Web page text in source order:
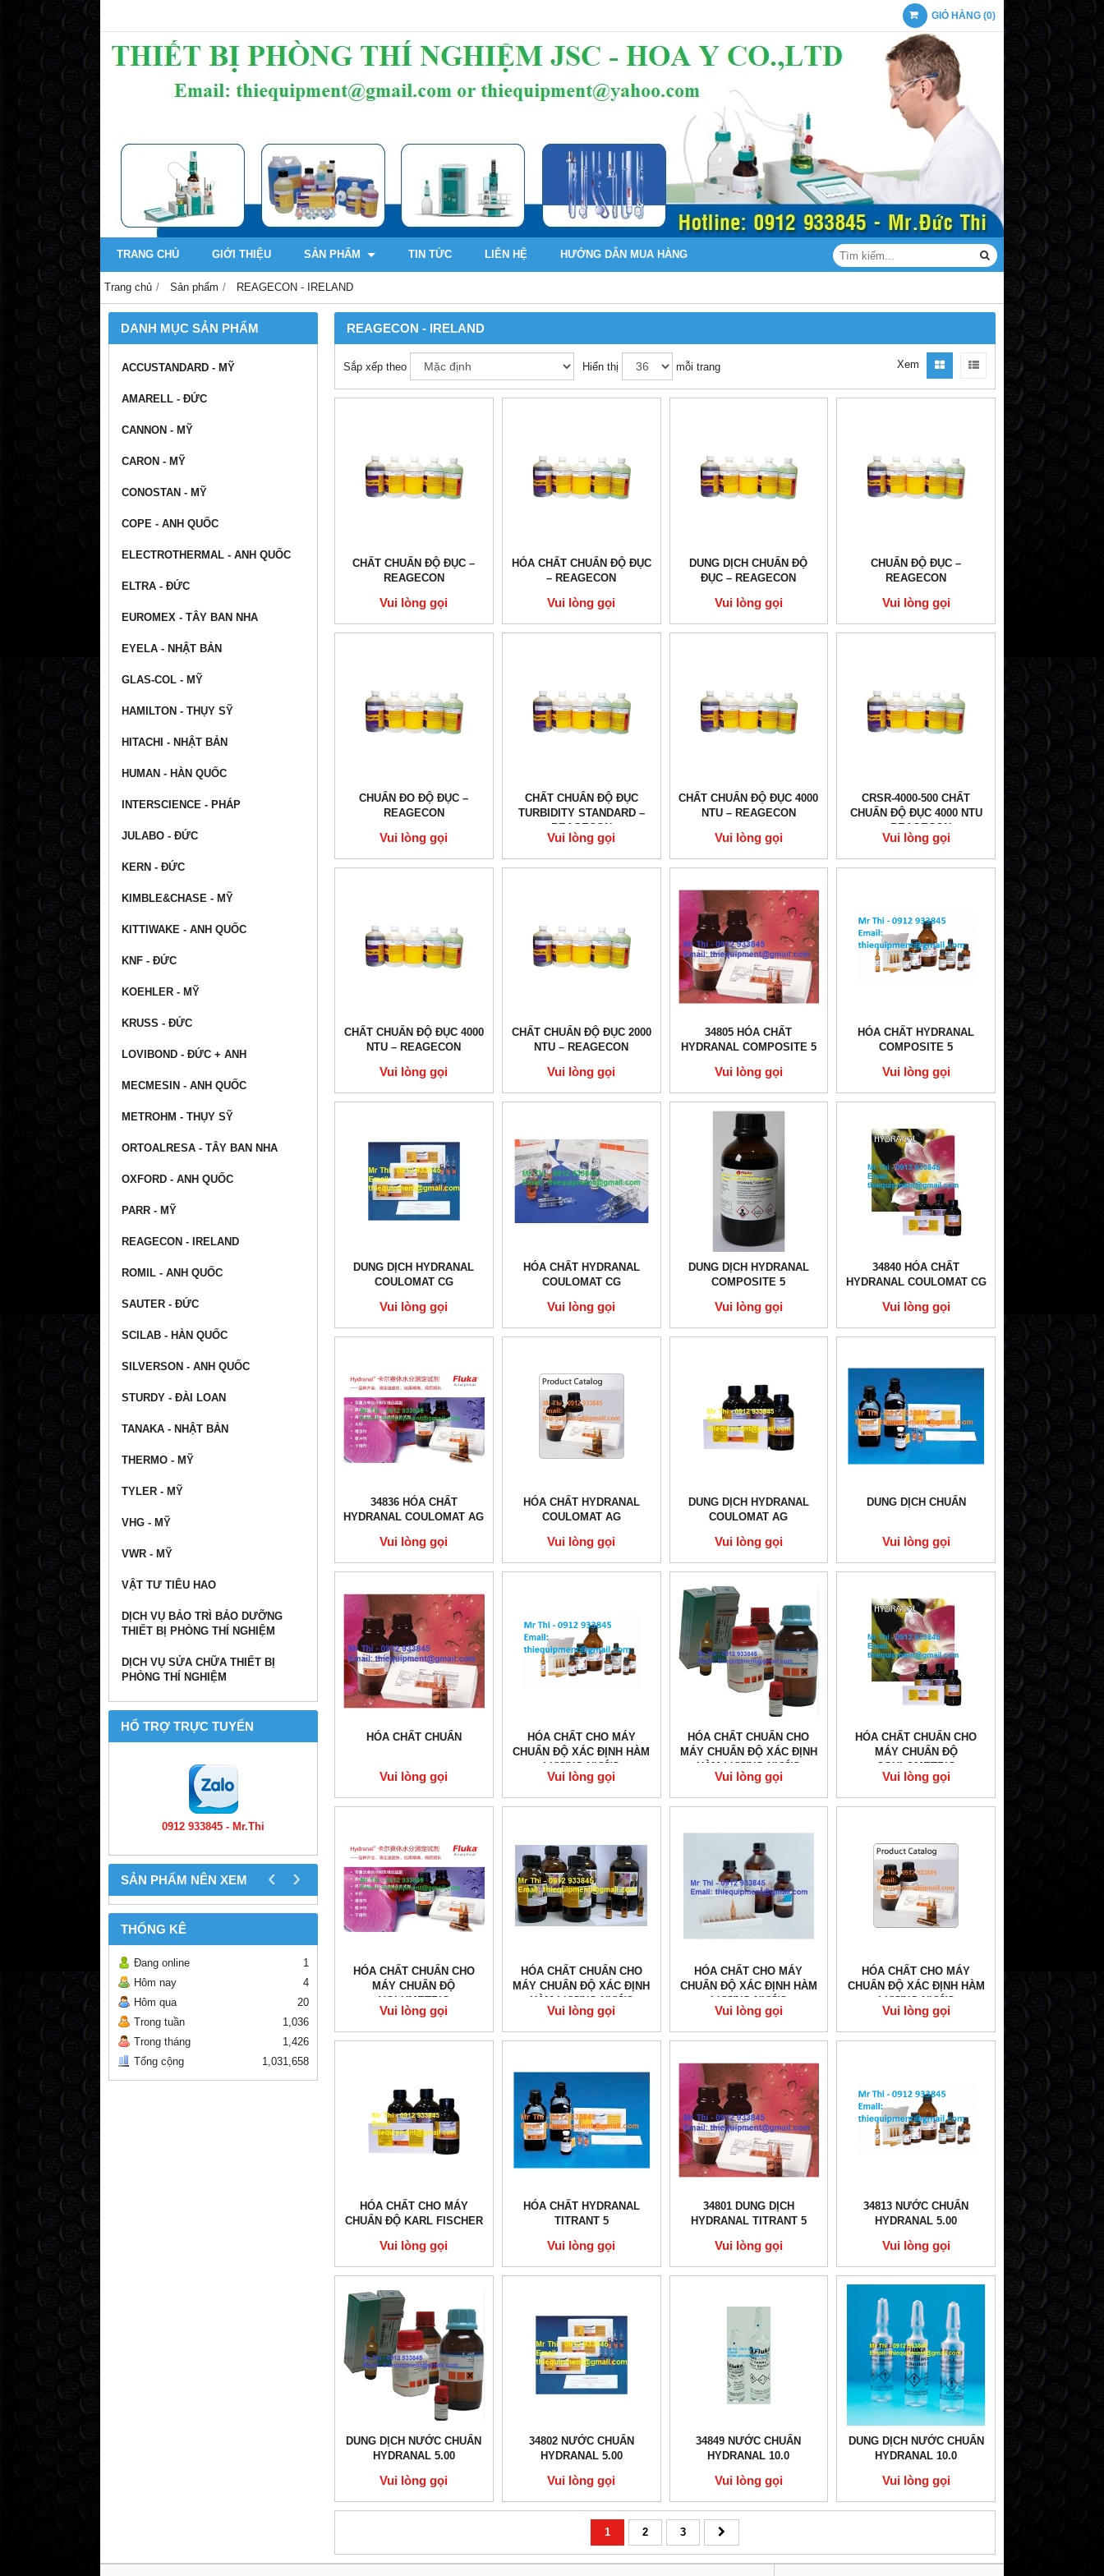
GIỎ HÀNG (0)
TRANG CHỦ GIỚI THIỆU SẢN PHẨM TIN TỨC LIÊN HỆ HƯỚNG DẪN MUA HÀNG
Trang chủ Sản phẩm REAGECON - IRELAND
DANH MỤC SẢN PHẨM
ACCUSTANDARD - MỸ
AMARELL - ĐỨC
CANNON - MỸ
CARON - MỸ
CONOSTAN - MỸ
COPE - ANH QUỐC
ELECTROTHERMAL - ANH QUỐC
ELTRA - ĐỨC
EUROMEX - TÂY BAN NHA
EYELA - NHẬT BẢN
GLAS-COL - MỸ
HAMILTON - THỤY SỸ
HITACHI - NHẬT BẢN
HUMAN - HÀN QUỐC
INTERSCIENCE - PHÁP
JULABO - ĐỨC
KERN - ĐỨC
KIMBLE&CHASE - MỸ
KITTIWAKE - ANH QUỐC
KNF - ĐỨC
KOEHLER - MỸ
KRUSS - ĐỨC
LOVIBOND - ĐỨC + ANH
MECMESIN - ANH QUỐC
METROHM - THỤY SỸ
ORTOALRESA - TÂY BAN NHA
OXFORD - ANH QUỐC
PARR - MỸ
REAGECON - IRELAND
ROMIL - ANH QUỐC
SAUTER - ĐỨC
SCILAB - HÀN QUỐC
SILVERSON - ANH QUỐC
STURDY - ĐÀI LOAN
TANAKA - NHẬT BẢN
THERMO - MỸ
TYLER - MỸ
VHG - MỸ
VWR - MỸ
VẬT TƯ TIÊU HAO
DỊCH VỤ BẢO TRÌ BẢO DƯỠNG
THIẾT BỊ PHÒNG THÍ NGHIỆM
DỊCH VỤ SỬA CHỮA THIẾT BỊ
PHÒNG THÍ NGHIỆM
HỔ TRỢ TRỰC TUYẾN
0912 933845 - Mr.Thi
SẢN PHẨM NÊN XEM ‹ ›
THỐNG KÊ
Đang online
1
Hôm nay
4
Hôm qua
20
Trong tuần
1,036
Trong tháng
1,426
Tổng cộng
1,031,658
REAGECON - IRELAND
Sắp xếp theo Hiển thị mỗi trang Xem
CHẤT CHUẨN ĐỘ ĐỤC –
REAGECON
Vui lòng gọi
HÓA CHẤT CHUẨN ĐỘ ĐỤC
– REAGECON
Vui lòng gọi
DUNG DỊCH CHUẨN ĐỘ
ĐỤC – REAGECON
Vui lòng gọi
CHUẨN ĐỘ ĐỤC –
REAGECON
Vui lòng gọi
CHUẨN ĐO ĐỘ ĐỤC –
REAGECON
Vui lòng gọi
CHẤT CHUẨN ĐỘ ĐỤC
TURBIDITY STANDARD –
REAGECON
Vui lòng gọi
CHẤT CHUẨN ĐỘ ĐỤC 4000
NTU – REAGECON
Vui lòng gọi
CRSR-4000-500 CHẤT
CHUẨN ĐỘ ĐỤC 4000 NTU
– REAGECON
Vui lòng gọi
CHẤT CHUẨN ĐỘ ĐỤC 4000
NTU – REAGECON
Vui lòng gọi
CHẤT CHUẨN ĐỘ ĐỤC 2000
NTU – REAGECON
Vui lòng gọi
34805 HÓA CHẤT
HYDRANAL COMPOSITE 5
Vui lòng gọi
HÓA CHẤT HYDRANAL
COMPOSITE 5
Vui lòng gọi
DUNG DỊCH HYDRANAL
COULOMAT CG
Vui lòng gọi
HÓA CHẤT HYDRANAL
COULOMAT CG
Vui lòng gọi
DUNG DỊCH HYDRANAL
COMPOSITE 5
Vui lòng gọi
34840 HÓA CHẤT
HYDRANAL COULOMAT CG
Vui lòng gọi
34836 HÓA CHẤT
HYDRANAL COULOMAT AG
Vui lòng gọi
HÓA CHẤT HYDRANAL
COULOMAT AG
Vui lòng gọi
DUNG DỊCH HYDRANAL
COULOMAT AG
Vui lòng gọi
DUNG DỊCH CHUẨN
Vui lòng gọi
HÓA CHẤT CHUẨN
Vui lòng gọi
HÓA CHẤT CHO MÁY
CHUẨN ĐỘ XÁC ĐỊNH HÀM
LƯỢNG NƯỚC
COULOMETRIC
Vui lòng gọi
HÓA CHẤT CHUẨN CHO
MÁY CHUẨN ĐỘ XÁC ĐỊNH
HÀM LƯỢNG NƯỚC
COULOMETRIC
Vui lòng gọi
HÓA CHẤT CHUẨN CHO
MÁY CHUẨN ĐỘ
COULOMETRIC
Vui lòng gọi
HÓA CHẤT CHUẨN CHO
MÁY CHUẨN ĐỘ
VOLUMETRIC
Vui lòng gọi
HÓA CHẤT CHUẨN CHO
MÁY CHUẨN ĐỘ XÁC ĐỊNH
HÀM LƯỢNG NƯỚC
VOLUMETRIC
Vui lòng gọi
HÓA CHẤT CHO MÁY
CHUẨN ĐỘ XÁC ĐỊNH HÀM
LƯỢNG NƯỚC
VOLUMETRIC
Vui lòng gọi
HÓA CHẤT CHO MÁY
CHUẨN ĐỘ XÁC ĐỊNH HÀM
LƯỢNG NƯỚC
Vui lòng gọi
HÓA CHẤT CHO MÁY
CHUẨN ĐỘ KARL FISCHER
Vui lòng gọi
HÓA CHẤT HYDRANAL
TITRANT 5
Vui lòng gọi
34801 DUNG DỊCH
HYDRANAL TITRANT 5
Vui lòng gọi
34813 NƯỚC CHUẨN
HYDRANAL 5.00
Vui lòng gọi
DUNG DỊCH NƯỚC CHUẨN
HYDRANAL 5.00
Vui lòng gọi
34802 NƯỚC CHUẨN
HYDRANAL 5.00
Vui lòng gọi
34849 NƯỚC CHUẨN
HYDRANAL 10.0
Vui lòng gọi
DUNG DỊCH NƯỚC CHUẨN
HYDRANAL 10.0
Vui lòng gọi
1 2 3